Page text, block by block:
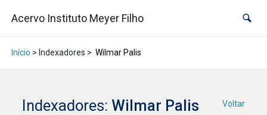
Acervo Instituto Meyer Filho
Início > Indexadores > Wilmar Palis
Indexadores: Wilmar Palis Voltar